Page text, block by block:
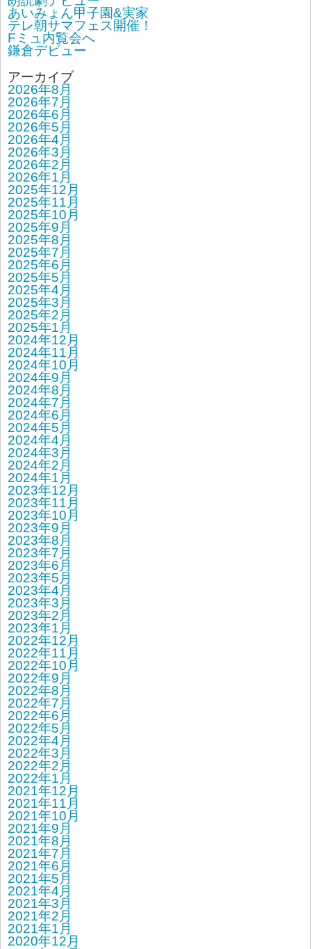
あいみょん甲子園&実家
テレ朝サマフェス開催！
Fミュ内覧会へ
鎌倉デビュー
アーカイブ
2026年8月
2026年7月
2026年6月
2026年5月
2026年4月
2026年3月
2026年2月
2026年1月
2025年12月
2025年11月
2025年10月
2025年9月
2025年8月
2025年7月
2025年6月
2025年5月
2025年4月
2025年3月
2025年2月
2025年1月
2024年12月
2024年11月
2024年10月
2024年9月
2024年8月
2024年7月
2024年6月
2024年5月
2024年4月
2024年3月
2024年2月
2024年1月
2023年12月
2023年11月
2023年10月
2023年9月
2023年8月
2023年7月
2023年6月
2023年5月
2023年4月
2023年3月
2023年2月
2023年1月
2022年12月
2022年11月
2022年10月
2022年9月
2022年8月
2022年7月
2022年6月
2022年5月
2022年4月
2022年3月
2022年2月
2022年1月
2021年12月
2021年11月
2021年10月
2021年9月
2021年8月
2021年7月
2021年6月
2021年5月
2021年4月
2021年3月
2021年2月
2021年1月
2020年12月